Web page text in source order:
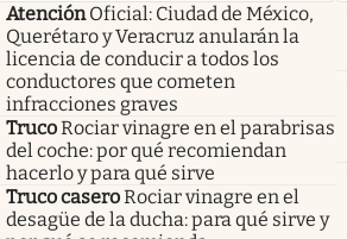
Atención Oficial: Ciudad de México,
Querétaro y Veracruz anularán la
licencia de conducir a todos los
conductores que cometen
infracciones graves
TrucoRociar vinagre en el parabrisas
del coche: por qué recomiendan
hacerlo y para qué sirve
Truco caseroRociar vinagre en el
desagüe de la ducha: para qué sirve y